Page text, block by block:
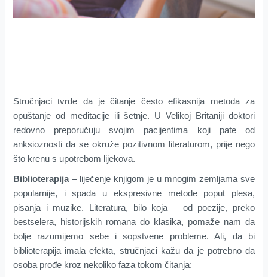
Stručnjaci tvrde da je čitanje često efikasnija metoda za
opuštanje od meditacije ili šetnje. U Velikoj Britaniji doktori
redovno preporučuju svojim pacijentima koji pate od
anksioznosti da se okruže pozitivnom literaturom, prije nego
što krenu s upotrebom lijekova.
Biblioterapija – liječenje knjigom je u mnogim zemljama sve
popularnije, i spada u ekspresivne metode poput plesa,
pisanja i muzike. Literatura, bilo koja – od poezije, preko
bestselera, historijskih romana do klasika, pomaže nam da
bolje razumijemo sebe i sopstvene probleme. Ali, da bi
biblioterapija imala efekta, stručnjaci kažu da je potrebno da
osoba prođe kroz nekoliko faza tokom čitanja: